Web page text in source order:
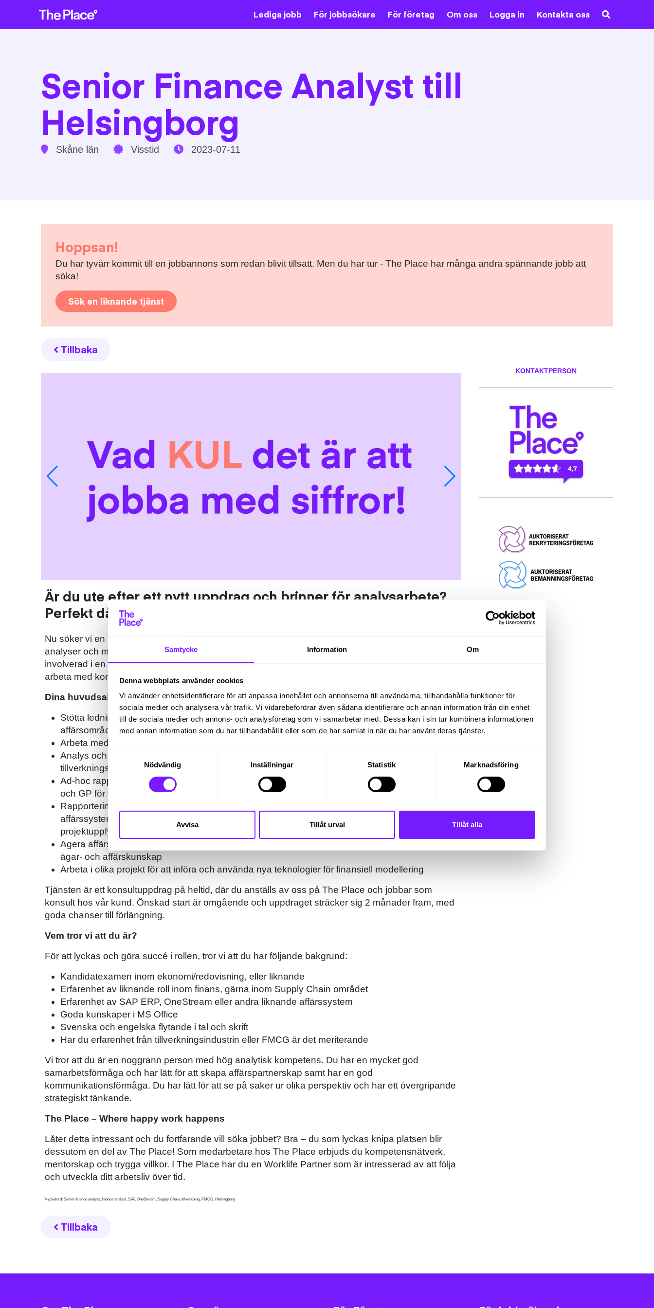
Samtycke Information Om
Denna webbplats använder cookies
Vi använder enhetsidentifierare för att anpassa innehållet och annonserna till användarna, tillhandahålla funktioner för
sociala medier och analysera vår trafik. Vi vidarebefordrar även sådana identifierare och annan information från din enhet
till de sociala medier och annons- och analysföretag som vi samarbetar med. Dessa kan i sin tur kombinera informationen
med annan information som du har tillhandahållit eller som de har samlat in när du har använt deras tjänster.
Nödvändig
Inställningar Statistik Marknadsföring
Avvisa Tillåt urval Tillåt alla
Lediga jobb För jobbsökare För företag Om oss Logga in Kontakta oss
Senior Finance Analyst till
Helsingborg
Skåne län Visstid 2023-07-11
Hoppsan!
Du har tyvärr kommit till en jobbannons som redan blivit tillsatt. Men du har tur - The Place har många andra spännande jobb att
söka!
Sök en liknande tjänst
Tillbaka
Är du ute efter ett nytt uppdrag och brinner för analysarbete?
Perfekt då ska du läsa vidare!
Nu söker vi en Senior Finance Analyst till vårt kundföretag i Helsingborg. I rollen arbetar du med
analyser och månatlig rapportering, BVA, prognos samt stötta ledare inom tillverkning. Du är
involverad i en spännande digitaliseringsresa och kommer tillhöra ett drivet, internationellt team och
arbeta med kontinuerlig utveckling och förbättringar.
Dina huvudsakliga arbetsuppgifter:
Stötta ledningen med intäkts- och kostnadsanalyser samt trender inom respektive
affärsområde
Arbeta med årsbudget, utsikter och prognos, månads- och kvartalsbokslut
Analys och kommunikation av anläggningens prestanda samt BVA-rapportering för
tillverkningsanläggningar
Ad-hoc rapportering och analys av produktionsvolymer, absorption och P&L, OCNIS, COGS
och GP för varje finansiell cykel i projekt
Rapportering av budgetering per kostnadsställe och ERP information i lokalt/globalt
affärssystem och rapporteringssystem samt systemavstämning för säkerställande av
projektuppfyllelse och kostnadsberäkning
Agera affärsrådgivare för affärsbeslut, standardisering och processförbättringar genom att visa
ägar- och affärskunskap
Arbeta i olika projekt för att införa och använda nya teknologier för finansiell modellering
Tjänsten är ett konsultuppdrag på heltid, där du anställs av oss på The Place och jobbar som
konsult hos vår kund. Önskad start är omgående och uppdraget sträcker sig 2 månader fram, med
goda chanser till förlängning.
Vem tror vi att du är?
För att lyckas och göra succé i rollen, tror vi att du har följande bakgrund:
Kandidatexamen inom ekonomi/redovisning, eller liknande
Erfarenhet av liknande roll inom finans, gärna inom Supply Chain området
Erfarenhet av SAP ERP, OneStream eller andra liknande affärssystem
Goda kunskaper i MS Office
Svenska och engelska flytande i tal och skrift
Har du erfarenhet från tillverkningsindustrin eller FMCG är det meriterande
Vi tror att du är en noggrann person med hög analytisk kompetens. Du har en mycket god
samarbetsförmåga och har lätt för att skapa affärspartnerskap samt har en god
kommunikationsförmåga. Du har lätt för att se på saker ur olika perspektiv och har ett övergripande
strategiskt tänkande.
The Place – Where happy work happens
Låter detta intressant och du fortfarande vill söka jobbet? Bra – du som lyckas knipa platsen blir
dessutom en del av The Place! Som medarbetare hos The Place erbjuds du kompetensnätverk,
mentorskap och trygga villkor. I The Place har du en Worklife Partner som är intresserad av att följa
och utveckla ditt arbetsliv över tid.
Nyckelord: Senior finance analyst, finance analyst, SAP, OneStream, Supply Chain, tillverkning, FMCG, Helsingborg
Tillbaka
KONTAKTPERSON